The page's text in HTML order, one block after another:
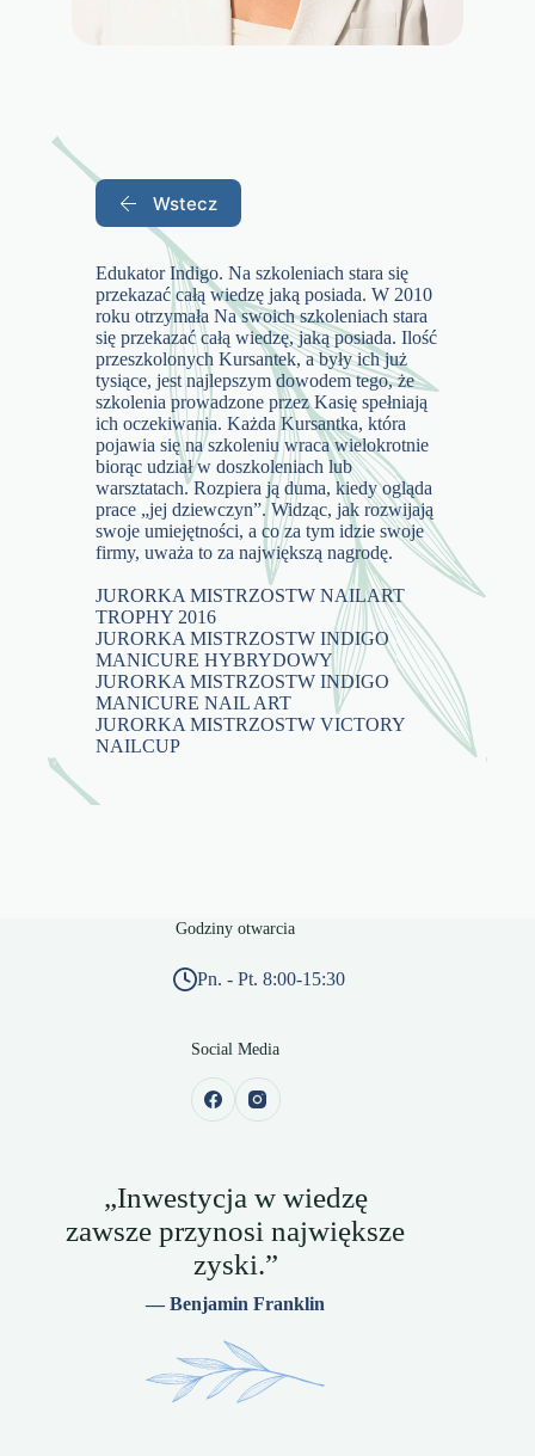
Wstecz
Edukator Indigo. Na szkoleniach stara się
przekazać całą wiedzę jaką posiada. W 2010
roku otrzymała Na swoich szkoleniach stara
się przekazać całą wiedzę, jaką posiada. Ilość
przeszkolonych Kursantek, a były ich już
tysiące, jest najlepszym dowodem tego, że
szkolenia prowadzone przez Kasię spełniają
ich oczekiwania. Każda Kursantka, która
pojawia się na szkoleniu wraca wielokrotnie
biorąc udział w doszkoleniach lub
warsztatach. Rozpiera ją duma, kiedy ogląda
prace „jej dziewczyn”. Widząc, jak rozwijają
swoje umiejętności, a co za tym idzie swoje
firmy, uważa to za największą nagrodę.
JURORKA MISTRZOSTW NAILART
TROPHY 2016
JURORKA MISTRZOSTW INDIGO
MANICURE HYBRYDOWY
JURORKA MISTRZOSTW INDIGO
MANICURE NAIL ART
JURORKA MISTRZOSTW VICTORY
NAILCUP
Godziny otwarcia
Pn. - Pt. 8:00-15:30
Social Media
„Inwestycja w wiedzę
zawsze przynosi największe
zyski.”
— Benjamin Franklin